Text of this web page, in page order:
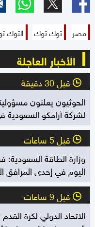
مصر توك توك التوك
الأخبار العاجلة
l قبل 30 دقيقة
الحوثيون يعلنون
لشركة أرامكو السعودية
l قبل 5 ساعات
وزارة الطاقة السعودية:
اليوم في إحدى المرافق
l قبل 9 ساعات
الاتحاد الدولي لكرة